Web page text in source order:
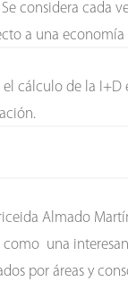
considera cada
a una
el cálculo de la
Almado
una
por áreas y